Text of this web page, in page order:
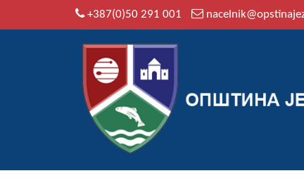
+387(0)50 291 001